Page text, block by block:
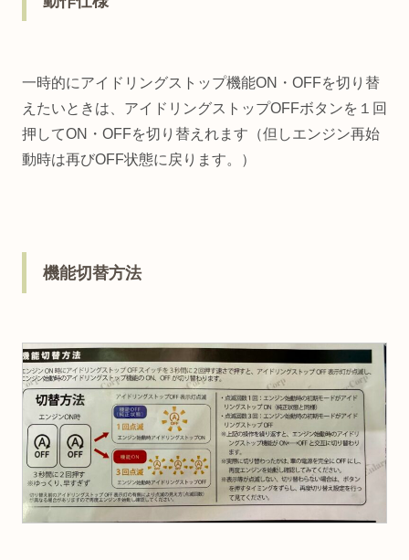
一時的にアイドリングストップ機能ON・OFFを切り替
えたいときは、アイドリングストップOFFボタンを１回
押してON・OFFを切り替えれます（但しエンジン再始
動時は再びOFF状態に戻ります。）
機能切替方法